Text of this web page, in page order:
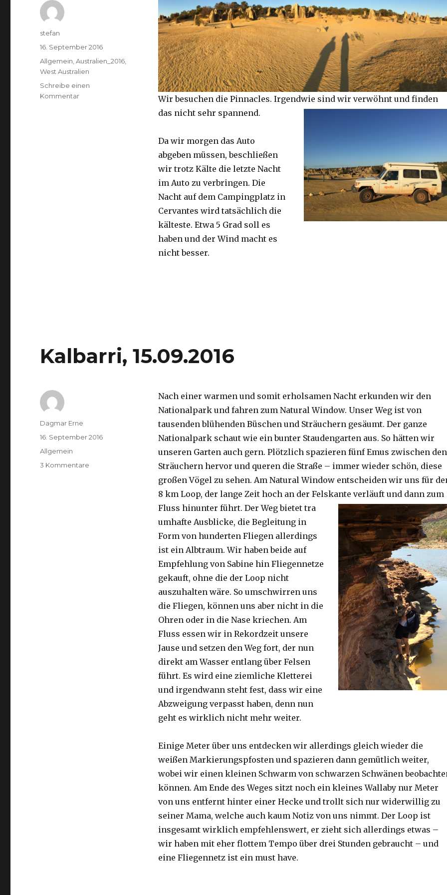
Wir besuchen die Pinnacles. Irgendwie sind wir verwöhnt und finden
das nicht sehr spannend.
Da wir morgen das Auto
abgeben müssen, beschließen
wir trotz Kälte die letzte Nacht
im Auto zu verbringen. Die
Nacht auf dem Campingplatz in
Cervantes wird tatsächlich die
kälteste. Etwa 5 Grad soll es
haben und der Wind macht es
nicht besser.
Autor
stefan
Veröffentlicht
am
16. September 2016
Kategorien
Allgemein,Australien_2016,
West Australien
Schreibe einen
Kommentarzu
Kalbarri, 15.09.2016
Nach einer warmen und somit erholsamen Nacht erkunden wir den
Nationalpark und fahren zum Natural Window. Unser Weg ist von
tausenden blühenden Büschen und Sträuchern gesäumt. Der ganze
Nationalpark schaut wie ein bunter Staudengarten aus. So hätten wir
unseren Garten auch gern. Plötzlich spazieren fünf Emus zwischen den
Sträuchern hervor und queren die Straße – immer wieder schön, diese
großen Vögel zu sehen. Am Natural Window entscheiden wir uns für
8 km Loop, der lange Zeit hoch an der Felskante verläuft und dann zum
Fluss hinunter führt. Der Weg bietet tra
umhafte Ausblicke, die Begleitung in
Form von hunderten Fliegen allerdings
ist ein Albtraum. Wir haben beide auf
Empfehlung von Sabine hin Fliegennetze
gekauft, ohne die der Loop nicht
auszuhalten wäre. So umschwirren uns
die Fliegen, können uns aber nicht in die
Ohren oder in die Nase kriechen. Am
Fluss essen wir in Rekordzeit unsere
Jause und setzen den Weg fort, der nun
direkt am Wasser entlang über Felsen
führt. Es wird eine ziemliche Kletterei
und irgendwann steht fest, dass wir eine
Abzweigung verpasst haben, denn nun
geht es wirklich nicht mehr weiter.
Einige Meter über uns entdecken wir allerdings gleich wieder die
weißen Markierungspfosten und spazieren dann gemütlich weiter,
wobei wir einen kleinen Schwarm von schwarzen Schwänen
können. Am Ende des Weges sitzt noch ein kleines Wallaby nur Meter
von uns entfernt hinter einer Hecke und trollt sich nur widerwillig zu
seiner Mama, welche auch kaum Notiz von uns nimmt. Der Loop ist
insgesamt wirklich empfehlenswert, er zieht sich allerdings etwas –
wir haben mit eher flottem Tempo über drei Stunden gebraucht – und
eine Fliegennetz ist ein must have.
Autor
Dagmar Erne
Veröffentlicht
am
16. September 2016
Kategorien
Allgemein
3 Kommentare